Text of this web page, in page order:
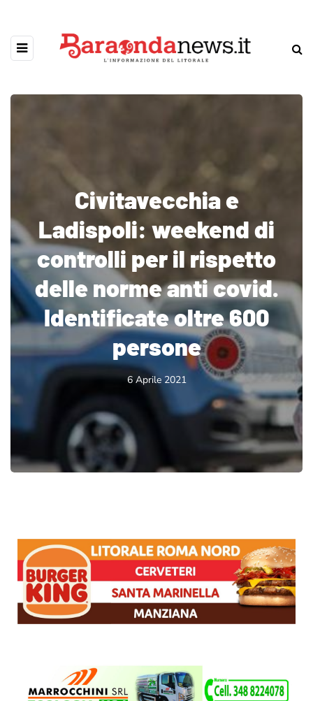
Civitavecchia e
Ladispoli: weekend di
controlli per il rispetto
delle norme anti covid.
Identificate oltre 600
persone
6 Aprile 2021